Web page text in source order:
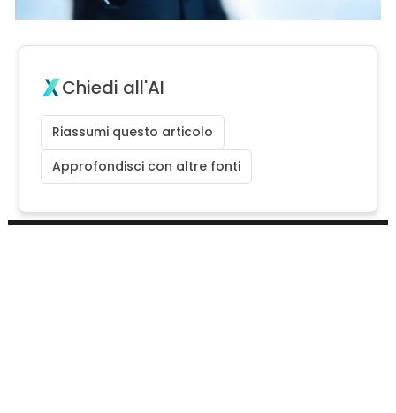
Chiedi all'AI
Riassumi questo articolo
Approfondisci con altre fonti